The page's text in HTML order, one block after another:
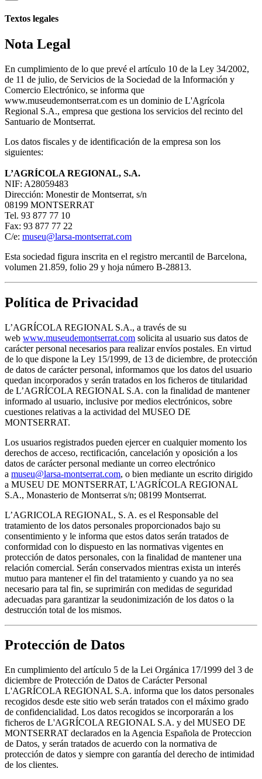
Textos legales
Nota Legal
En cumplimiento de lo que prevé el artículo 10 de la Ley 34/2002,
de 11 de julio, de Servicios de la Sociedad de la Información y
Comercio Electrónico, se informa que
www.museudemontserrat.com es un dominio de L'Agrícola
Regional S.A., empresa que gestiona los servicios del recinto del
Santuario de Montserrat.
Los datos fiscales y de identificación de la empresa son los
siguientes:
L’AGRÍCOLA REGIONAL, S.A.
NIF: A28059483
Dirección: Monestir de Montserrat, s/n
08199 MONTSERRAT
Tel. 93 877 77 10
Fax: 93 877 77 22
C/e: museu@larsa-montserrat.com
Esta sociedad figura inscrita en el registro mercantil de Barcelona,
volumen 21.859, folio 29 y hoja número B-28813.
Política de Privacidad
L’AGRÍCOLA REGIONAL S.A., a través de su
web www.museudemontserrat.com solicita al usuario sus datos de
carácter personal necesarios para realizar envíos postales. En virtud
de lo que dispone la Ley 15/1999, de 13 de diciembre, de protección
de datos de carácter personal, informamos que los datos del usuario
quedan incorporados y serán tratados en los ficheros de titularidad
de L’AGRÍCOLA REGIONAL S.A. con la finalidad de mantener
informado al usuario, inclusive por medios electrónicos, sobre
cuestiones relativas a la actividad del MUSEO DE
MONTSERRAT.
Los usuarios registrados pueden ejercer en cualquier momento los
derechos de acceso, rectificación, cancelación y oposición a los
datos de carácter personal mediante un correo electrónico
a museu@larsa-montserrat.com, o bien mediante un escrito dirigido
a MUSEU DE MONTSERRAT, L'AGRÍCOLA REGIONAL
S.A., Monasterio de Montserrat s/n; 08199 Montserrat.
L’AGRICOLA REGIONAL, S. A. es el Responsable del
tratamiento de los datos personales proporcionados bajo su
consentimiento y le informa que estos datos serán tratados de
conformidad con lo dispuesto en las normativas vigentes en
protección de datos personales, con la finalidad de mantener una
relación comercial. Serán conservados mientras exista un interés
mutuo para mantener el fin del tratamiento y cuando ya no sea
necesario para tal fin, se suprimirán con medidas de seguridad
adecuadas para garantizar la seudonimización de los datos o la
destrucción total de los mismos.
Protección de Datos
En cumplimiento del artículo 5 de la Lei Orgánica 17/1999 del 3 de
diciembre de Protección de Datos de Carácter Personal
L'AGRÍCOLA REGIONAL S.A. informa que los datos personales
recogidos desde este sitio web serán tratados con el máximo grado
de confidencialidad. Los datos recogidos se incorporarán a los
ficheros de L'AGRÍCOLA REGIONAL S.A. y del MUSEO DE
MONTSERRAT declarados en la Agencia Española de Proteccion
de Datos, y serán tratados de acuerdo con la normativa de
protección de datos y siempre con garantía del derecho de intimidad
de los clientes.